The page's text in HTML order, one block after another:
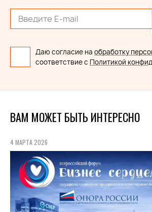
Даю согласие на обработку
соответствие с Политикой
ВАМ МОЖЕТ БЫТЬ ИНТЕРЕСНО
4 МАРТА 2026